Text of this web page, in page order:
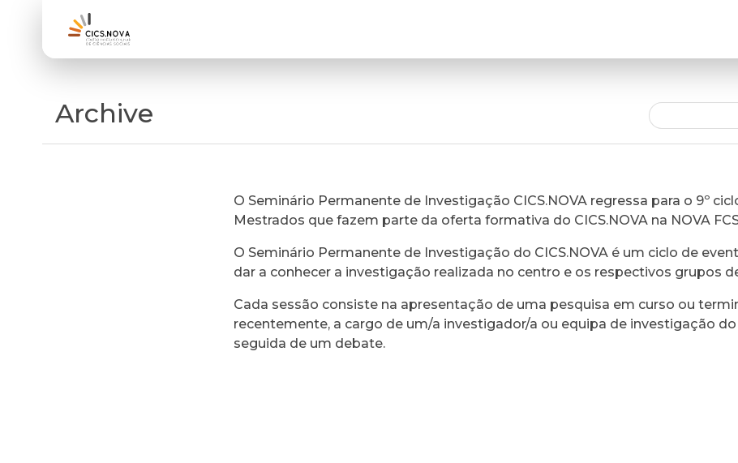
Archive
O Seminário Permanente de Investigação CICS.NOVA regressa para o 9º
Mestrados que fazem parte da oferta formativa do CICS.NOVA na NOVA
O Seminário Permanente de Investigação do CICS.NOVA é um ciclo de
dar a conhecer a investigação realizada no centro e os respectivos grupos
Cada sessão consiste na apresentação de uma pesquisa em curso ou
recentemente, a cargo de um/a investigador/a ou equipa de investigação do
seguida de um debate.